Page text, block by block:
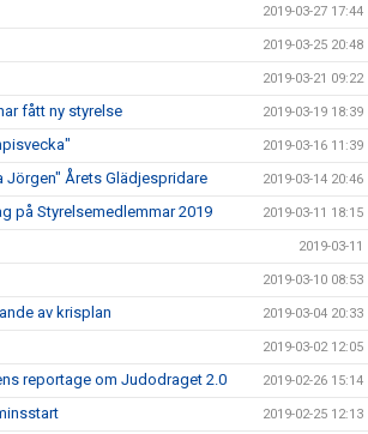
2019-03-27 17:44
2019-03-25 20:48
2019-03-21 09:22
fått ny styrelse 2019-03-19 18:39
2019-03-16 11:39
Jörgen" Årets Glädjespridare 2019-03-14 20:46
på Styrelsemedlemmar 2019 2019-03-11 18:15
2019-03-11
2019-03-10 08:53
av krisplan 2019-03-04 20:33
2019-03-02 12:05
reportage om Judodraget 2.0 2019-02-26 15:14
2019-02-25 12:13